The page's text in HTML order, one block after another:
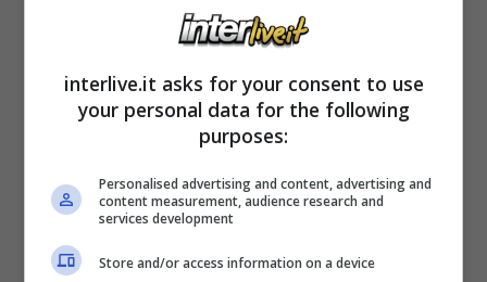
CONTE SALUTA E INCASSA
Due anni inquieti tra alti e bassi
IL SALUTO A CONTE EmozioneLukaku
devo molto. Grazie di tutto”
interlive.it asks for your consent to use
your personal data for the following
purposes:
Personalised advertising and content, advertising and
content measurement, audience research and
services development
Store and/or access information on a device